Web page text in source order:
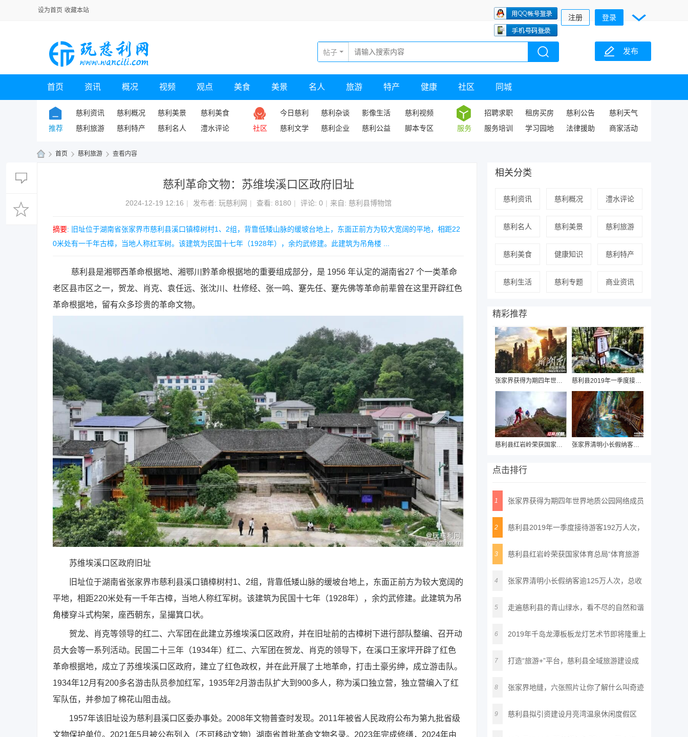
设为首页 收藏本站
注册 登录
发布
帖子
首页 资讯 概况 视频 观点 美食 美景 名人 旅游 特产 健康 社区 同城
推荐
慈利资讯 慈利概况 慈利美景
慈利美食
慈利旅游
慈利特产 慈利名人 澧水评论 社区
今日慈利 慈利杂谈 影像生活
慈利视频
慈利文学
慈利企业 慈利公益 脚本专区 服务
招聘求职 租房买房 慈利公告
慈利天气
服务培训
学习园地 法律援助 商家活动
› 首页 › 慈利旅游 › 查看内容
慈利革命文物：苏维埃溪口区政府旧址
2024-12-19 12:16 | 发布者: 玩慈利网 | 查看: 8180 | 评论: 0 | 来自: 慈利县博物馆
摘要: 旧址位于湖南省张家界市慈利县溪口镇樟树村1、2组，背靠低矮山脉的缓坡台地上，东面正前方为较大宽阔的平地，相距22
0米处有一千年古樟，当地人称红军树。该建筑为民国十七年（1928年），余灼武修建。此建筑为吊角楼 ...
慈利县是湘鄂西革命根据地、湘鄂川黔革命根据地的重要组成部分，是 1956 年认定的湖南省27 个一类革命
老区县市区之一，贺龙、肖克、袁任远、张沈川、杜修经、张一鸣、蹇先任、蹇先佛等革命前辈曾在这里开辟红色
革命根据地，留有众多珍贵的革命文物。
苏维埃溪口区政府旧址
旧址位于湖南省张家界市慈利县溪口镇樟树村1、2组，背靠低矮山脉的缓坡台地上，东面正前方为较大宽阔的
平地，相距220米处有一千年古樟，当地人称红军树。该建筑为民国十七年（1928年），余灼武修建。此建筑为吊
角楼穿斗式构架，座西朝东，呈撮箕口状。
贺龙、肖克等领导的红二、六军团在此建立苏维埃溪口区政府，并在旧址前的古樟树下进行部队整编、召开动
员大会等一系列活动。民国二十三年（1934年）红二、六军团在贺龙、肖克的领导下，在溪口王家坪开辟了红色
革命根据地，成立了苏维埃溪口区政府，建立了红色政权，并在此开展了土地革命，打击土豪劣绅，成立游击队。
1934年12月有200多名游击队员参加红军，1935年2月游击队扩大到900多人，称为溪口独立营，独立营编入了红
军队伍，并参加了棉花山阻击战。
1957年该旧址设为慈利县溪口区委办事处。2008年文物普查时发现。2011年被省人民政府公布为第九批省级
文物保护单位。2021年5月被公布列入（不可移动文物）湖南省首批革命文物名录。2023年完成修缮，2024年由
相关分类
慈利资讯 慈利概况 澧水评论
慈利名人 慈利美景 慈利旅游
慈利美食 健康知识 慈利特产
慈利生活 慈利专题 商业资讯
精彩推荐
张家界获得为期四年世界地质公园网络成员资 慈利县2019年一季度接待游客192万人次，实
慈利县红岩岭荣获国家体育总局“体育旅游精 张家界清明小长假纳客逾125万人次，总收入8
点击排行
1 张家界获得为期四年世界地质公园网络成员
2 慈利县2019年一季度接待游客192万人次，
3 慈利县红岩岭荣获国家体育总局“体育旅游
4 张家界清明小长假纳客逾125万人次，总收
5 走遍慈利县的青山绿水，看不尽的自然和谐
6 2019年千岛龙潭板板龙灯艺术节即将隆重上
7 打造“旅游+”平台，慈利县全域旅游建设成
8 张家界地缝，六张照片让你了解什么叫奇迹
9 慈利县拟引资建设月亮湾温泉休闲度假区